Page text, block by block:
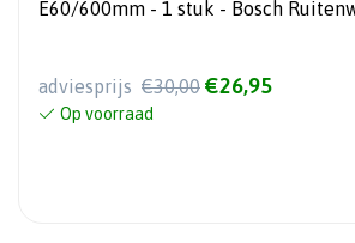
E60/600mm - 1 stuk - Bosch
adviesprijs €30,00 €26,95
Op voorraad